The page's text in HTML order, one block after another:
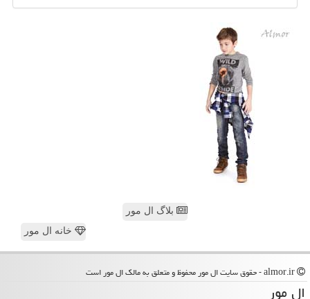
بلاگ ال مور
خانه ال مور
ال مور